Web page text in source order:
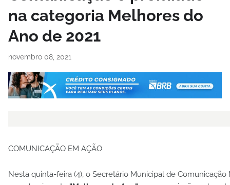
na categoria Melhores do
Ano de 2021
novembro 08, 2021
COMUNICAÇÃO EM AÇÃO
Nesta quinta-feira (4), o Secretário Municipal de